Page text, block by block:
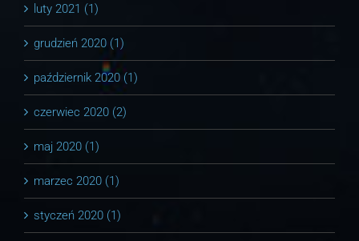
luty 2021 (1)
grudzień 2020 (1)
październik 2020 (1)
czerwiec 2020 (2)
maj 2020 (1)
marzec 2020 (1)
styczeń 2020 (1)